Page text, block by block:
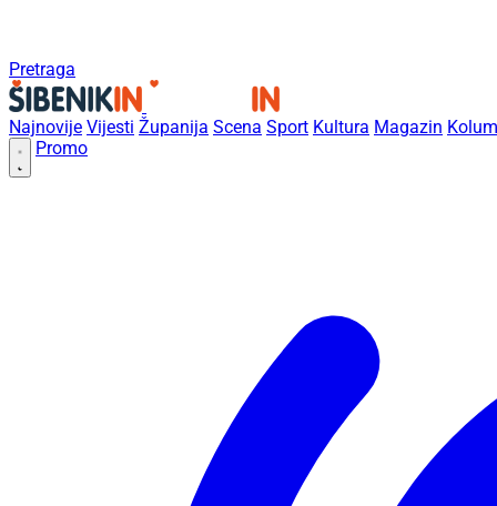
Pretraga
Najnovije Vijesti Županija Scena Sport Kultura Magazin
Promo